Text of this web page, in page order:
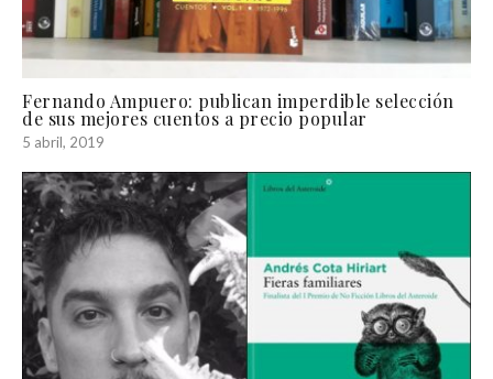
Fernando Ampuero: publican imperdible selección
de sus mejores cuentos a precio popular
5 abril, 2019